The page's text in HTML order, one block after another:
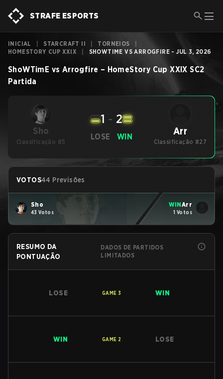
STRAFE ESPORTS
INICIAL STARCRAFT II TORNEIOS
HOMESTORY CUP XXIX
SHOWTIME VS ARROGFIRE - JUL 3, 2026
ShoWTimE vs Arrogfire – HomeStory Cup XXIX SC2
Partida
Sho
Classificação #5
LOSE
1 - 2
WIN Arr
Classificação #27
VOTOS44 Previsões
Sho
43 Votos
WINArr
1 Votos
RESUMO DA
PONTUAÇÃO
DADOS DE PARTIDOS
LIMITADOS
LOSE GAME 3 WIN
WIN GAME 2 LOSE